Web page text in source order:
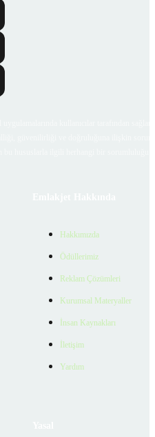
Hakkımızda
Ödüllerimiz
Reklam Çözümleri
Kurumsal Materyaller
İnsan Kaynakları
İletişim
Yardım